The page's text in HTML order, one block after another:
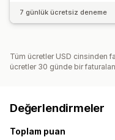
Analizler ve raporlama
Performans takibi
7 günlük ücretsiz deneme
Tüm ücretler USD cinsinden
ücretler 30 günde bir
Değerlendirmeler
Toplam puan